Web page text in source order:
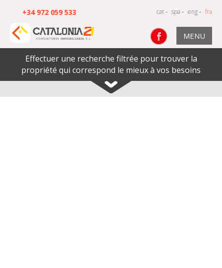
cat- spa - eng- fra
+34 972 059 533
MENU
Effectuer une recherche filtrée pour trouver la
propriété qui correspond le mieux à vos besoins